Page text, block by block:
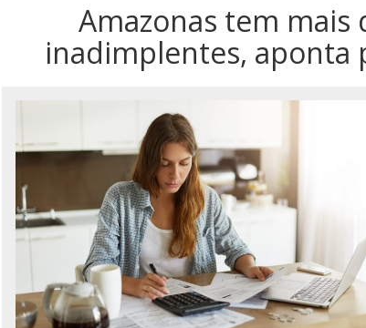
Amazonas tem mais
inadimplentes, aponta